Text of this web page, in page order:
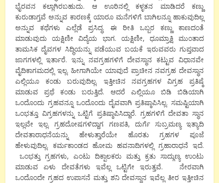
ಭೈರವನ ಕಲ್ಲಾಗಿರಬಹುದು. ಆ ಊರಿನಲ್ಲಿ ಕಳ್ಳತನ ಮಾಡಿದರೆ ಕಣ್ಣು
ಕುರುಡಾಗ್ತವೆ ಅನ್ನುವ ಕಾರಣಕ್ಕೆ ಯಾರೂ ಮನೆಗಳಿಗೆ ಬಾಗಿಲನ್ನೂ ಹಾಕುವುದಿಲ್ಲ
ಅನ್ನುವ ಕಥೆಗಳು ಎಲ್ಲೆಡೆ ಪ್ರಸಿದ್ಧ. ಈ ರೀತಿ ಒಬ್ಬರ ಕಣ್ಣು ಕಾಣದಂತೆ
ಮಾಡುವುದು ಯಕ್ಷಿಣೀ ವಿದ್ಯೆಯ ಭಾಗ. ಯಕ್ಷಿಣೀ, ಧೂಮ್ರಾಕ್ಷಿ ಮುಂತಾದ
ತಾಮಸಿಕ ದೈವಗಳ ಸಿದ್ಧಿಯನ್ನು ಪಡೆಯುವ ಬಯಕೆ ಇರುವವರು ಗುಪ್ತವಾದ
ಜಾಗಗಳಲ್ಲಿ ಇರ್ತಾರೆ. ಇನ್ನು ನವಗ್ರಹಗಳಿಗೆ ದೇವಸ್ಥಾನ ಕಟ್ಟುವ ವಿಧಾನವೇ
ವೈದಿಕಾಗಮದಲ್ಲಿ ಇಲ್ಲ. ಹೀಗಾಗಿಯೇ ಯಾವುದೆ ಪ್ರಾಚೀನ ನವಗ್ರಹ ದೇವಸ್ಥಾನ
ಎಲ್ಲಿಯೂ ಕಂಡು ಬರುವುದಿಲ್ಲ. ಇತ್ತೀಚಿನ ನವಗ್ರಹಗಳ ವಿಗ್ರಹ ಪ್ರತಿಷ್ಠೆ
ಮಾಡುವ ಪ್ರಥೆ ಕಂಡು ಬರುತ್ತಿದೆ. ಆದರೆ ಎಲ್ಲಿಯೂ ಬಿಡಿ ಬಿಡಿಯಾಗಿ
ಒಂದೊಂದು ಗ್ರಹವನ್ನೂ ಒಂದೊಂದು ದೈವವಾಗಿ ಪ್ರತಿಷ್ಠಾಪಿಸಿಲ್ಲ. ಸಮಷ್ಟಿಯಾಗಿ
ಒಂಭತ್ತೂ ವಿಗ್ರಹಗಳನ್ನು ಒಟ್ಟಿಗೆ ಪ್ರತಿಷ್ಠಾಪಿಸಿದ್ದಾರೆ. ಗ್ರಹಗಳಿಗೆ ದೇವತಾ ಸ್ಥಾನ
ಇಲ್ಲವೇ ಇಲ್ಲ. ಗ್ರಹದೋಷಗಳಿದ್ದಾಗ ಗಣಪತಿ, ದುರ್ಗೆ ಸುಬ್ರಮಣ್ಯ ಇತ್ಯಾದಿ
ದೇವತಾರಾಧನೆಯನ್ನು ಹೇಳುತ್ತಾರೆಯೇ ಹೊರತು ಗ್ರಹಗಳ ಪೂಜೆ
ಹೇಳುವುದಿಲ್ಲ. ಕರ್ಮಕಾಂಡದ ಹೋಮ ಹವನಾದಿಗಳಲ್ಲಿ ಗ್ರಹಾರಾಧನೆ ಇದೆ.
ಒಂಭತ್ತು ಗ್ರಹಗಳು, ಎಂಟು ದಿಕ್ಪಾಲಕರು ಮತ್ತು ಕ್ರತು ಸಾದ್ಗುಣ್ಯ ಉಂಟು
ಮಾಡುವ ಏಳು ದೇವತೆಗಳು ಇವೆಲ್ಲ ಒಟ್ಟಿಗೇ ಇರುತ್ತವೆ. ನೇರವಾಗಿ
ಒಂದೊಂದೇ ಗ್ರಹದ ಉಪಾಸನೆ ಮತ್ತು ಶನಿ ದೇವಸ್ಥಾನ ಇವೆಲ್ಲ ತೀರ ಇತ್ತೀಚಿನ